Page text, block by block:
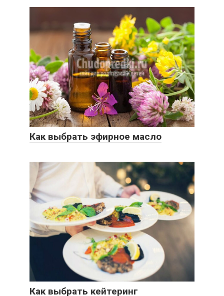
Как выбрать эфирное масло
Как выбрать кейтеринг